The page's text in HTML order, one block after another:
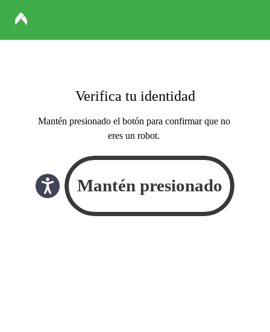
Verifica tu identidad
Mantén presionado el botón para confirmar que no
eres un robot.